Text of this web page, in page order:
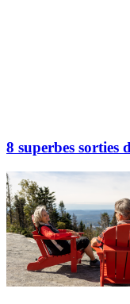
8 superbes sorties